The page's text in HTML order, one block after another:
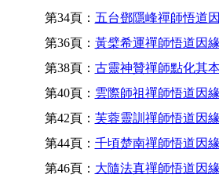
第34頁： 五台鄧隱峰禪師悟道
第36頁： 黃檗希運禪師悟道因緣
第38頁： 古靈神贊禪師點化其
第40頁： 雲際師祖禪師悟道因緣
第42頁： 芙蓉靈訓禪師悟道因緣
第44頁： 千頃楚南禪師悟道因緣
第46頁： 大隨法真禪師悟道因緣